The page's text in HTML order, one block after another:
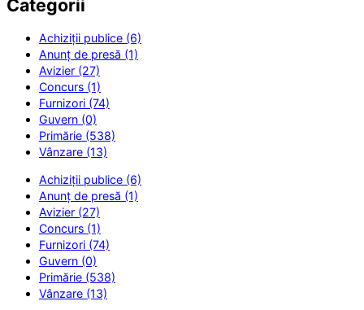
Categorii
Achiziții publice (6)
Anunț de presă (1)
Avizier (27)
Concurs (1)
Furnizori (74)
Guvern (0)
Primărie (538)
Vânzare (13)
Achiziții publice (6)
Anunț de presă (1)
Avizier (27)
Concurs (1)
Furnizori (74)
Guvern (0)
Primărie (538)
Vânzare (13)